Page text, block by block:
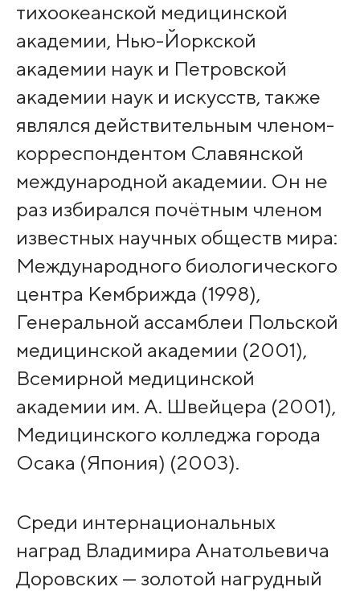
тихоокеанской медицинской
академии, Нью-Йоркской
академии наук и Петровской
академии наук и искусств, также
являлся действительным членом-
корреспондентом Славянской
международной академии. Он не
раз избирался почётным членом
известных научных обществ мира:
Международного биологического
центра Кембрижда (1998),
Генеральной ассамблеи Польской
медицинской академии (2001),
Всемирной медицинской
академии им. А. Швейцера (2001),
Медицинского колледжа города
Осака (Япония) (2003).
Среди интернациональных
наград Владимира Анатольевича
Доровских — золотой нагрудный